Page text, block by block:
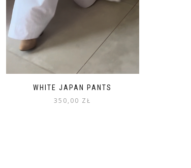
WHITE JAPAN PANTS
350,00 ZŁ